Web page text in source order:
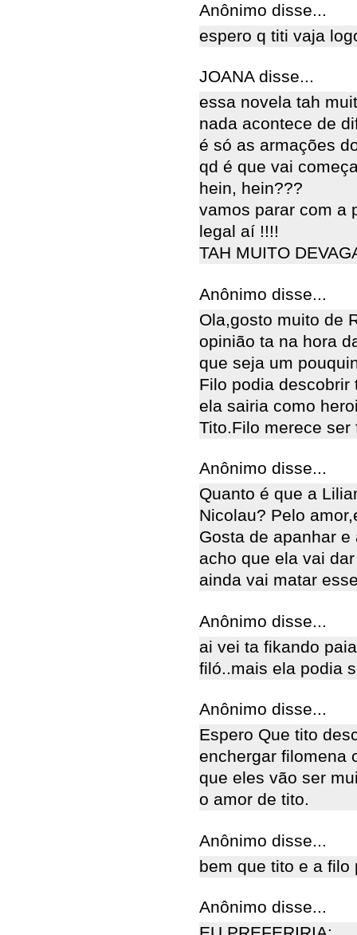
Anônimo disse...
espero q titi vaja
JOANA disse...
essa novela tah
nada acontece de
é só as armações
qd é que vai
hein, hein???
vamos parar com a
legal aí !!!!
TAH MUITO
Anônimo disse...
Ola,gosto muito de
opinião ta na hora
que seja um
Filo podia
ela sairia como
Tito.Filo merece ser
Anônimo disse...
Quanto é que a
Nicolau? Pelo
Gosta de apanhar
acho que ela vai
ainda vai matar
Anônimo disse...
ai vei ta fikando
filó..mais ela podia
Anônimo disse...
Espero Que tito
enchergar filomena
que eles vão ser
o amor de tito.
Anônimo disse...
bem que tito e a
Anônimo disse...